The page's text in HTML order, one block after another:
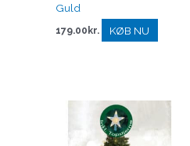
Guld
179.00 kr. KØB NU